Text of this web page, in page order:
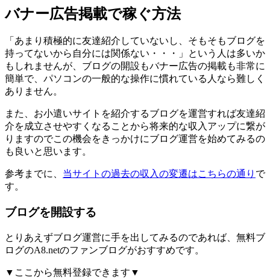
バナー広告掲載で稼ぐ方法
「あまり積極的に友達紹介していないし、そもそもブログを
持ってないから自分には関係ない・・・」という人は多いか
もしれませんが、 ブログの開設もバナー広告の掲載も非常に
簡単で、 パソコンの一般的な操作に慣れている人なら難しく
ありません。
また、お小遣いサイトを紹介するブログを運営すれば友達紹
介を成立させやすくなることから将来的な収入アップに繋が
りますのでこの機会をきっかけにブログ運営を始めてみるの
も良いと思います。
参考までに、 当サイトの過去の収入の変遷はこちらの通り で
す。
ブログを開設する
とりあえずブログ運営に手を出してみるのであれば、 無料ブ
ログのA8.netのファンブログがおすすめです。
▼ここから無料登録できます▼